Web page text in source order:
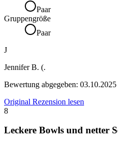
Paar
Gruppengröße
Paar
J
Jennifer B. (.
Bewertung abgegeben: 03.10.2025
Original Rezension lesen
8
Leckere Bowls und netter